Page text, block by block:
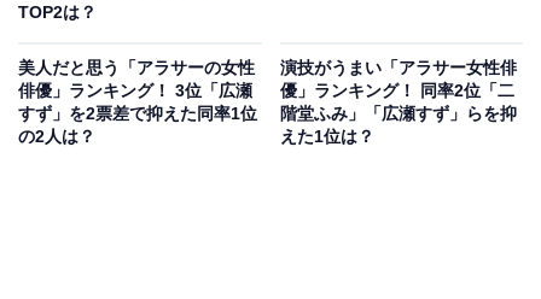
TOP2は？
美人だと思う「アラサーの女性
俳優」ランキング！ 3位「広瀬
すず」を2票差で抑えた同率1位
の2人は？
演技がうまい「アラサー女性俳
優」ランキング！ 同率2位「二
階堂ふみ」「広瀬すず」らを抑
えた1位は？